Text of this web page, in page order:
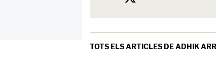
TOTS ELS ARTICLES DE ADHIK